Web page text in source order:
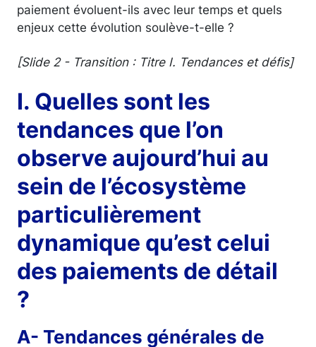
paiement évoluent-ils avec leur temps et quels
enjeux cette évolution soulève-t-elle ?
[Slide 2 - Transition : Titre I. Tendances et défis]
I. Quelles sont les
tendances que l’on
observe aujourd’hui au
sein de l’écosystème
particulièrement
dynamique qu’est celui
des paiements de détail
?
A- Tendances générales de